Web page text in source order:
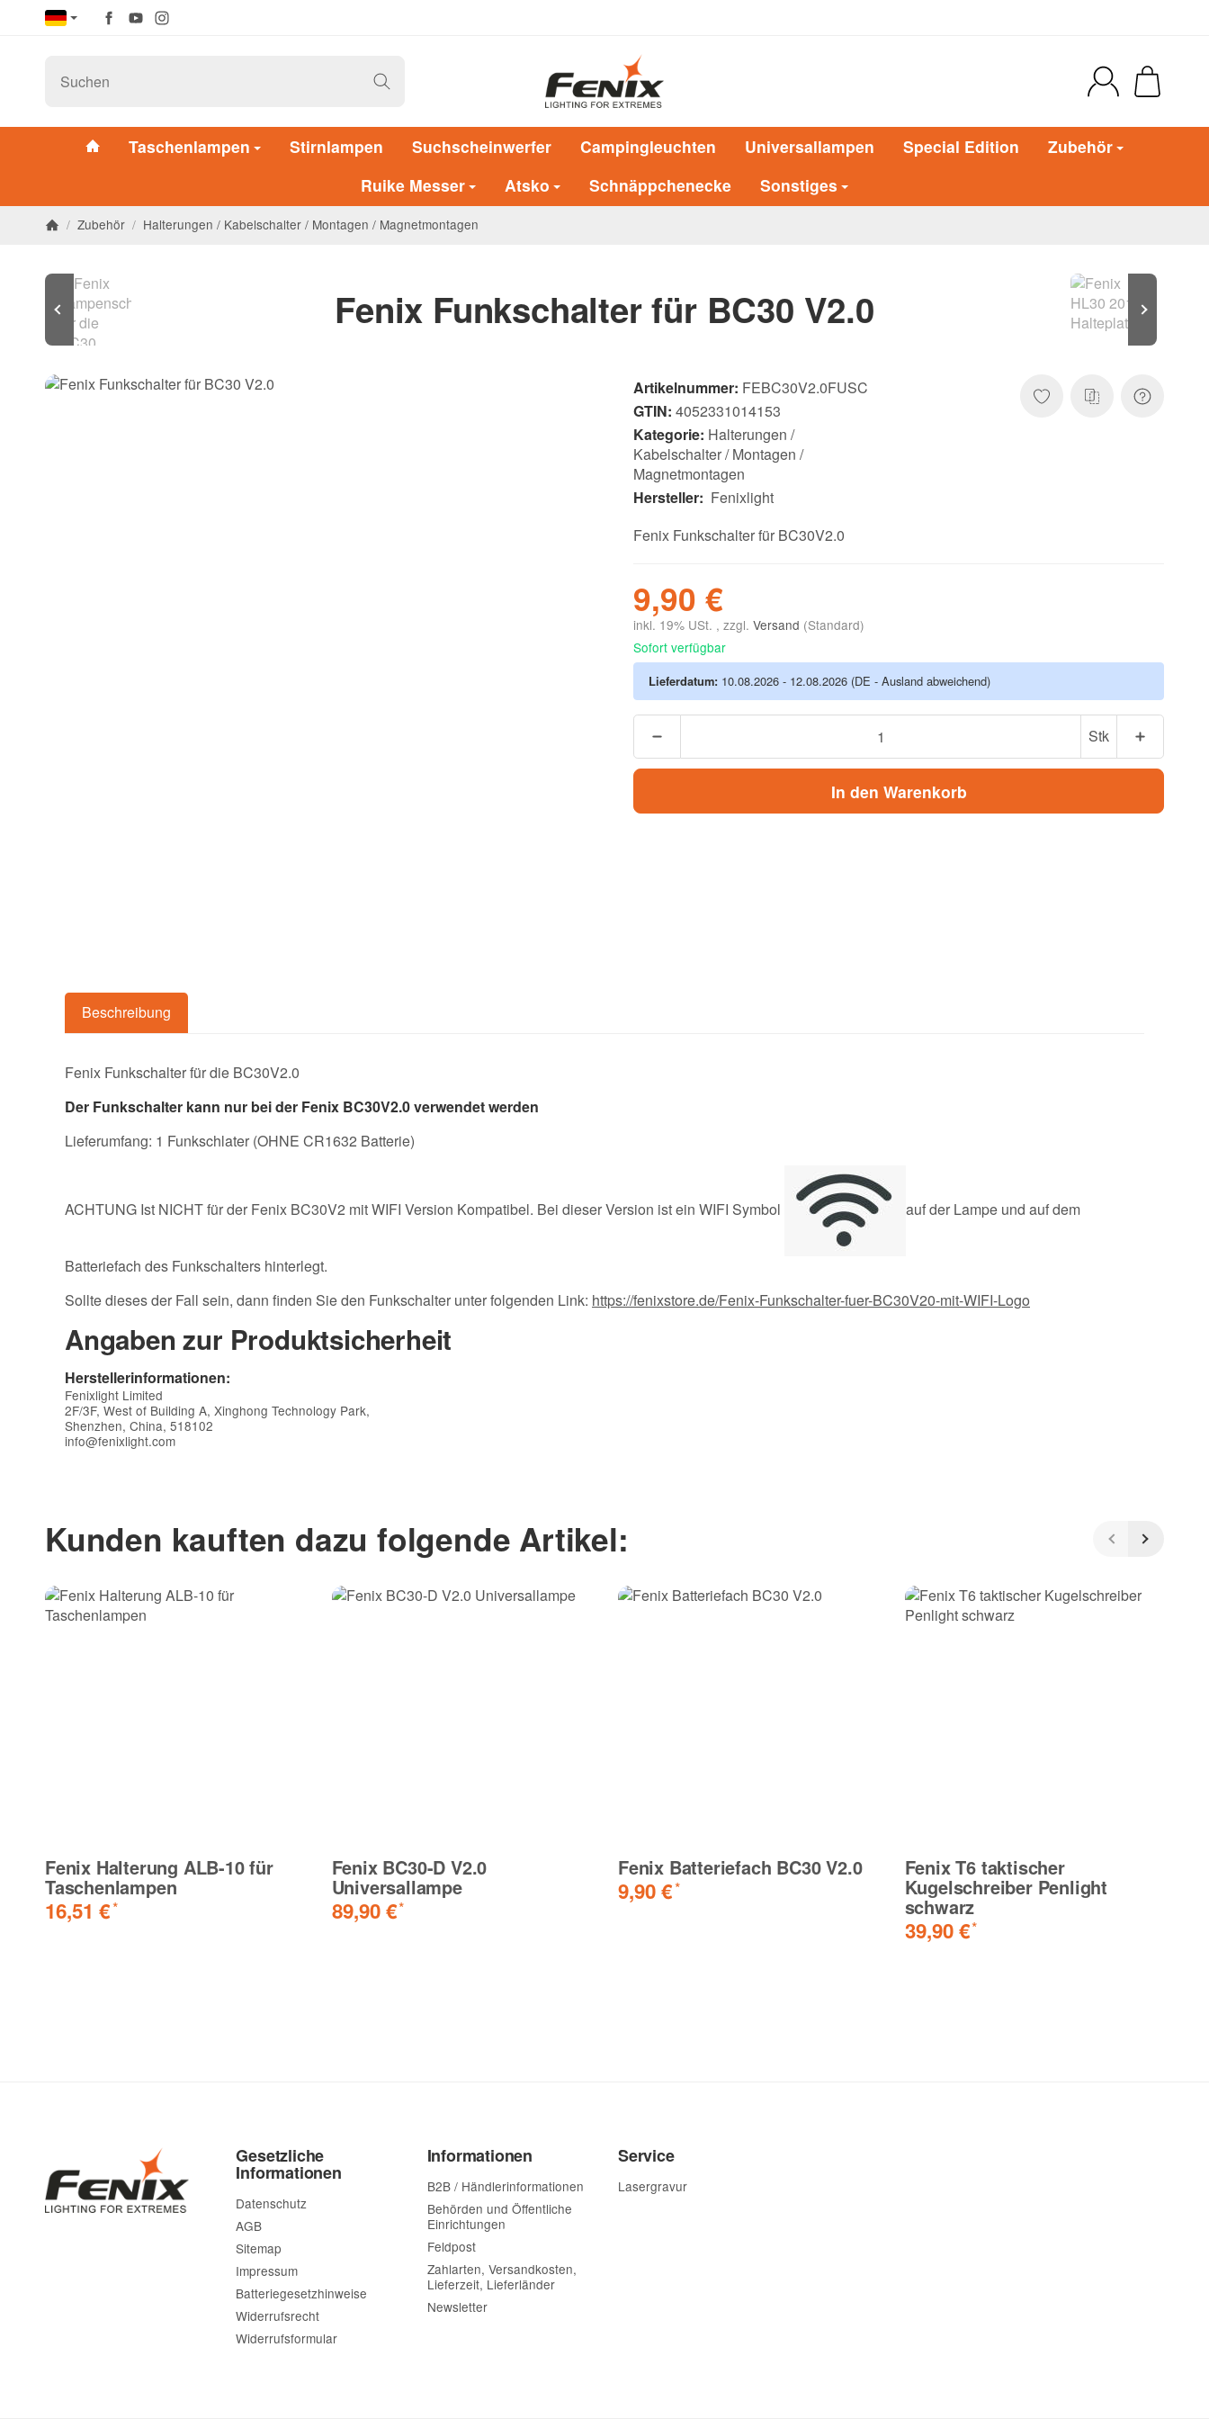
Taschenlampen Stirnlampen Suchscheinwerfer Campingleuchten Universallampen Special Edition
Zubehör
Ruike Messer
Atsko Schnäppchenecke Sonstiges
/ Zubehör / Halterungen / Kabelschalter / Montagen / Magnetmontagen
Fenix Funkschalter für BC30 V2.0
Artikelnummer: FEBC30V2.0FUSC
GTIN: 4052331014153
Kategorie: Halterungen /
Kabelschalter / Montagen /
Magnetmontagen
Hersteller: Fenixlight
Fenix Funkschalter für BC30V2.0
9,90 €
inkl. 19% USt. , zzgl. Versand (Standard)
Sofort verfügbar
Lieferdatum: 10.08.2026 - 12.08.2026 (DE - Ausland abweichend)
Stk
In den Warenkorb
Beschreibung
Fenix Funkschalter für die BC30V2.0
Der Funkschalter kann nur bei der Fenix BC30V2.0 verwendet werden
Lieferumfang: 1 Funkschlater (OHNE CR1632 Batterie)
ACHTUNG Ist NICHT für der Fenix BC30V2 mit WIFI Version Kompatibel. Bei dieser Version ist ein WIFI Symbol auf der Lampe und auf dem
Batteriefach des Funkschalters hinterlegt.
Sollte dieses der Fall sein, dann finden Sie den Funkschalter unter folgenden Link: https://fenixstore.de/Fenix-Funkschalter-fuer-BC30V20-mit-WIFI-Logo
Angaben zur Produktsicherheit
Herstellerinformationen:
Fenixlight Limited
2F/3F, West of Building A, Xinghong Technology Park,
Shenzhen, China, 518102
info@fenixlight.com
Kunden kauften dazu folgende Artikel:
Fenix Halterung ALB-10 für
Taschenlampen
16,51 €*
Fenix BC30-D V2.0
Universallampe
89,90 €*
Fenix Batteriefach BC30 V2.0
9,90 €*
Fenix T6 taktischer
Kugelschreiber Penlight
schwarz
39,90 €*
Gesetzliche
Informationen
Datenschutz
AGB
Sitemap
Impressum
Batteriegesetzhinweise
Widerrufsrecht
Widerrufsformular
Informationen
B2B / Händlerinformationen
Behörden und Öffentliche
Einrichtungen
Feldpost
Zahlarten, Versandkosten,
Lieferzeit, Lieferländer
Newsletter
Service
Lasergravur